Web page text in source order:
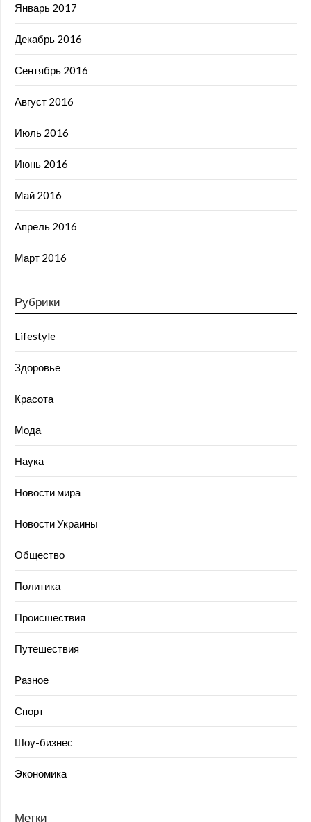
Январь 2017
Декабрь 2016
Сентябрь 2016
Август 2016
Июль 2016
Июнь 2016
Май 2016
Апрель 2016
Март 2016
Рубрики
Lifestyle
Здоровье
Красота
Мода
Наука
Новости мира
Новости Украины
Общество
Политика
Происшествия
Путешествия
Разное
Спорт
Шоу-бизнес
Экономика
Метки